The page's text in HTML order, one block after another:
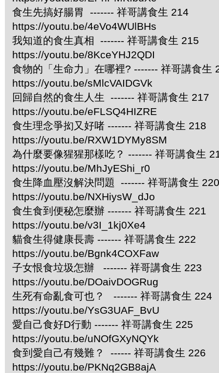
食生先搞好腸胃 ------- 祥哥講食生 214
https://youtu.be/4eVo4WUlBHs
我知道的食生真相 ------- 祥哥講食生 215
https://youtu.be/8KceYHJ2QDI
食物的「生命力」在哪裡? ------- 祥哥講食生
https://youtu.be/sMlcVAIDGVk
回歸自然的食生人生 ------- 祥哥講食生 217
https://youtu.be/eFLSQ4HIZRE
食生理念爭抝又好啫 ------- 祥哥講食生 218
https://youtu.be/RXW1DYMy8SM
為什麼要像猩猩那樣吃？ ------- 祥哥講食生
https://youtu.be/MhJyEShi_r0
食生降血壓沒解決問題 ------- 祥哥講食生 220
https://youtu.be/NXHiysW_dJo
食生食到便秘怎麼辦 ------- 祥哥講食生 221
https://youtu.be/v3I_1kj0Xe4
貓食生得健康長壽 ------- 祥哥講食生 222
https://youtu.be/Bgnk4COXFaw
子女恨食垃圾怎辦 ------- 祥哥講食生 223
https://youtu.be/DOaivDOGRug
生死有命亂食可也？ ------- 祥哥講食生 224
https://youtu.be/YsG3UAF_BvU
愛自己食好D行動 ------- 祥哥講食生 225
https://youtu.be/uNOfGXyNQYk
食到愛自己有幾難？ ------ 祥哥講食生 226
https://youtu.be/PKNq2GB8ajA